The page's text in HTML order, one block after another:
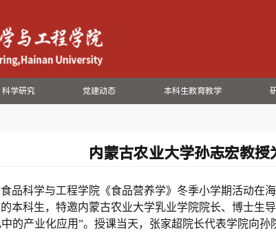
科学研究 党建动态 本科生教育教学
内蒙古农业大学孙志宏教
食品科学与工程学院《食品营养学》冬季小学期活动在
本科生，特邀内蒙古农业大学乳业学院院长、博士生
的产业化应用”。授课当天，张家超院长代表学院向